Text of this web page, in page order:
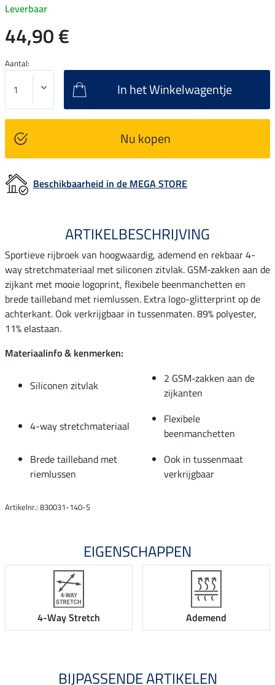
Leverbaar
44,90 €
Aantal:
In het Winkelwagentje
Nu kopen
Beschikbaarheid in de MEGA STORE
ARTIKELBESCHRIJVING
Sportieve rijbroek van hoogwaardig, ademend en rekbaar 4-
way stretchmateriaal met siliconen zitvlak. GSM-zakken aan de
zijkant met mooie logoprint, flexibele beenmanchetten en
brede tailleband met riemlussen. Extra logo-glitterprint op de
achterkant. Ook verkrijgbaar in tussenmaten. 89% polyester,
11% elastaan.
Materiaalinfo & kenmerken:
Siliconen zitvlak
2 GSM-zakken aan de
zijkanten
4-way stretchmateriaal
Flexibele
beenmanchetten
Brede tailleband met
riemlussen
Ook in tussenmaat
verkrijgbaar
Artikelnr.: 830031-140-S
EIGENSCHAPPEN
4-Way Stretch Ademend
BIJPASSENDE ARTIKELEN